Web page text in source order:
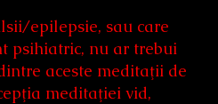
epilepsie, sau care
psihiatric, nu ar trebui
aceste meditaţii de
meditaţiei vid,